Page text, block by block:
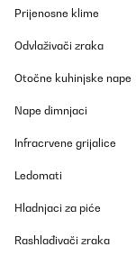
Prijenosne klime
Odvlaživači zraka
Otočne kuhinjske nape
Nape dimnjaci
Infracrvene grijalice
Ledomati
Hladnjaci za piće
Rashlađivači zraka